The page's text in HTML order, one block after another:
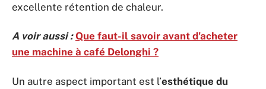
excellente rétention de chaleur.
A voir aussi : Que faut-il savoir avant d'acheter
une machine à café Delonghi ?
Un autre aspect important est l’esthétique du